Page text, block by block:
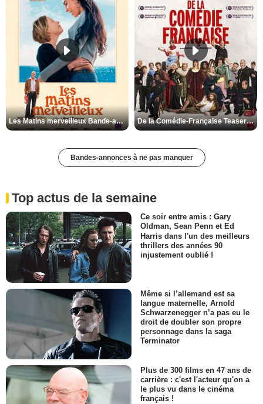
Les Matins merveilleux Bande-annonce VF De la Comédie-Française Teaser VF
Bandes-annonces à ne pas manquer
Top actus de la semaine
Ce soir entre amis : Gary
Oldman, Sean Penn et Ed
Harris dans l'un des meilleurs
thrillers des années 90
injustement oublié !
Même si l’allemand est sa
langue maternelle, Arnold
Schwarzenegger n’a pas eu le
droit de doubler son propre
personnage dans la saga
Terminator
Plus de 300 films en 47 ans de
carrière : c'est l'acteur qu'on a
le plus vu dans le cinéma
français !